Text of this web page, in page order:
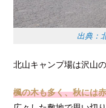
出典：
北山キャンプ場は沢山
楓の木も多く、秋には